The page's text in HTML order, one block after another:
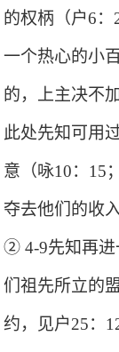
的权柄（户6：
一个热心的小
的，上主决不
此处先知可用
意（咏10： 15
夺去他们的收
② 4-9先知再
们祖先所立的
约，见户25：